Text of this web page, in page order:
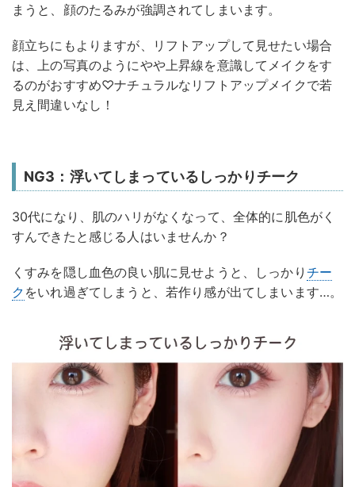
まうと、顔のたるみが強調されてしまいます。
顔立ちにもよりますが、リフトアップして見せたい場合
は、上の写真のようにやや上昇線を意識してメイクをす
るのがおすすめ♡ナチュラルなリフトアップメイクで若
見え間違いなし！
NG3：浮いてしまっているしっかりチーク
30代になり、肌のハリがなくなって、全体的に肌色がく
すんできたと感じる人はいませんか？
くすみを隠し血色の良い肌に見せようと、しっかり チー
ク をいれ過ぎてしまうと、若作り感が出てしまいます…。